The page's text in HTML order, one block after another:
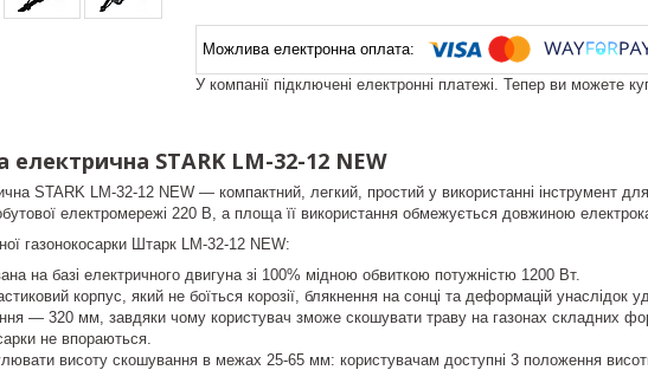
У компанії підключені електронні платежі. Тепер ви можете
електрична STARK LM-32-12 NEW
STARK LM-32-12 NEW — компактний, легкий, простий у використанні інструмент
електромережі 220 В, а площа її використання обмежується довжиною
газонокосарки Штарк LM-32-12 NEW:
на базі електричного двигуна зі 100% мідною обвиткою потужністю 1200 Вт.
корпус, який не боїться корозії, блякнення на сонці та деформацій унаслідок
— 320 мм, завдяки чому користувач зможе скошувати траву на газонах складних
не впораються.
висоту скошування в межах 25-65 мм: користувачам доступні 3 положення